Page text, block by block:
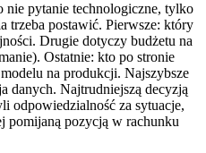
pytanie technologiczne, tylko
trzeba postawić. Pierwsze: który
Drugie dotyczy budżetu na
Ostatnie: kto po stronie
na produkcji. Najszybsze
danych. Najtrudniejszą decyzją
odpowiedzialność za sytuacje,
pomijaną pozycją w rachunku